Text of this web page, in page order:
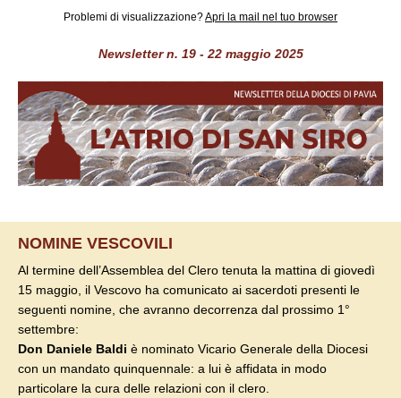
Problemi di visualizzazione?Apri la mail nel tuo browser
Newsletter n. 19 - 22 maggio 2025
NOMINE VESCOVILI
Al termine dell’Assemblea del Clero tenuta la mattina di giovedì
15 maggio, il Vescovo ha comunicato ai sacerdoti presenti le
seguenti nomine, che avranno decorrenza dal prossimo 1°
settembre:
Don Daniele Baldi è nominato Vicario Generale della Diocesi
con un mandato quinquennale: a lui è affidata in modo
particolare la cura delle relazioni con il clero.